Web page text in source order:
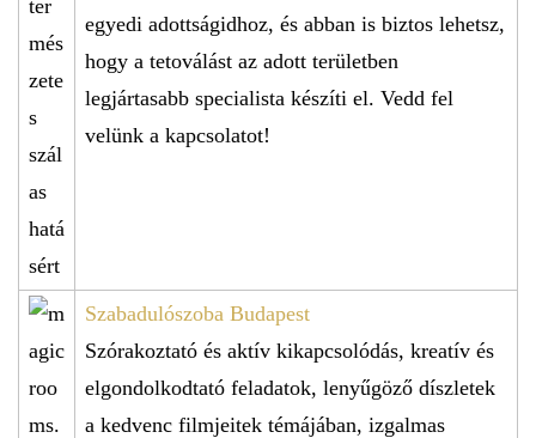
egyedi adottságidhoz, és abban is biztos lehetsz,
hogy a tetoválást az adott területben
legjártasabb specialista készíti el. Vedd fel
velünk a kapcsolatot!
Szabadulószoba Budapest
Szórakoztató és aktív kikapcsolódás, kreatív és
elgondolkodtató feladatok, lenyűgöző díszletek
a kedvenc filmjeitek témájában, izgalmas